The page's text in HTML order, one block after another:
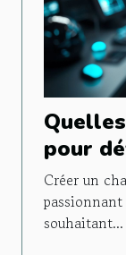
pour
Créer un
souhaitant...